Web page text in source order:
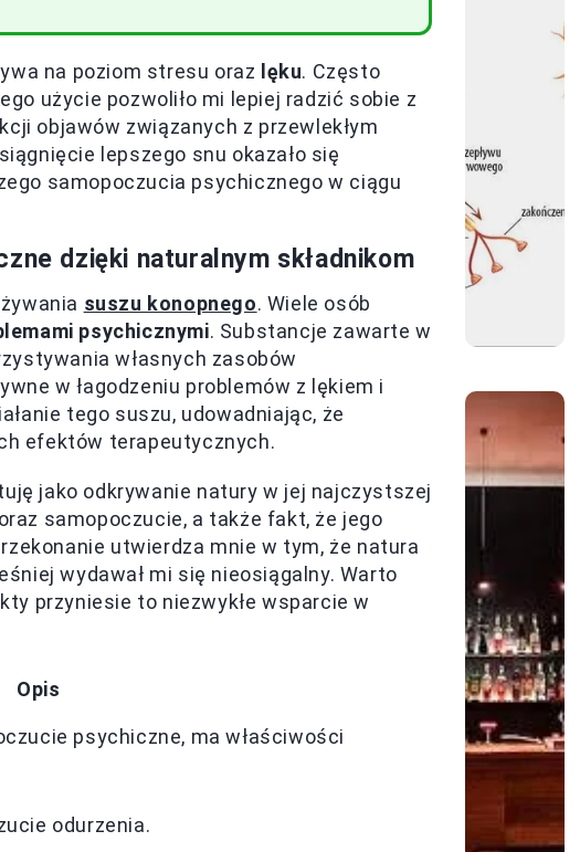
na poziom stresu oraz lęku. Często
użycie pozwoliło mi lepiej radzić sobie z
objawów związanych z przewlekłym
lepszego snu okazało się
samopoczucia psychicznego w ciągu
dzięki naturalnym składnikom
suszu konopnego. Wiele osób
psychicznymi. Substancje zawarte w
własnych zasobów
w łagodzeniu problemów z lękiem i
tego suszu, udowadniając, że
efektów terapeutycznych.
jako odkrywanie natury w jej najczystszej
samopoczucie, a także fakt, że jego
utwierdza mnie w tym, że natura
wydawał mi się nieosiągalny. Warto
przyniesie to niezwykłe wsparcie w
Opis
psychiczne, ma właściwości
odurzenia.